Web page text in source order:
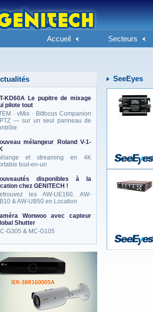
Accueil Secteurs
KD60A Le pupitre de mixage
pilote tout
· vMix · Bitfocus Companion
PTZ — sur un seul panneau de
mélangeur Roland V-1-
et streaming en 4K
tout-en-un
disponibles à la
chez GENITECH !
les AW-UE160, AW-
& AW-UB50 en Location
Wonwoo avec capteur
Shutter
G305 & MC-G105
SeeEyes